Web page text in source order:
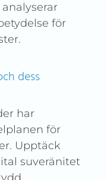
för
dess
har
för
Upptäck
suveränitet